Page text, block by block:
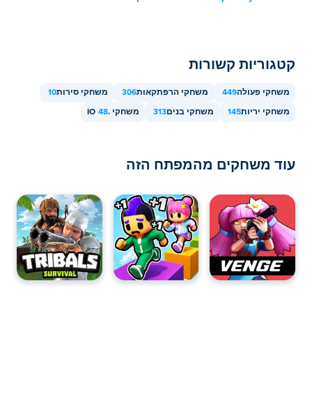
קטגוריות קשורות
משחקי פעולה449 משחקי הרפתקאות306 משחקי סירות10
משחקי יריות145 משחקי בנים313 משחקי .IO48
עוד משחקים מהמפתח הזה